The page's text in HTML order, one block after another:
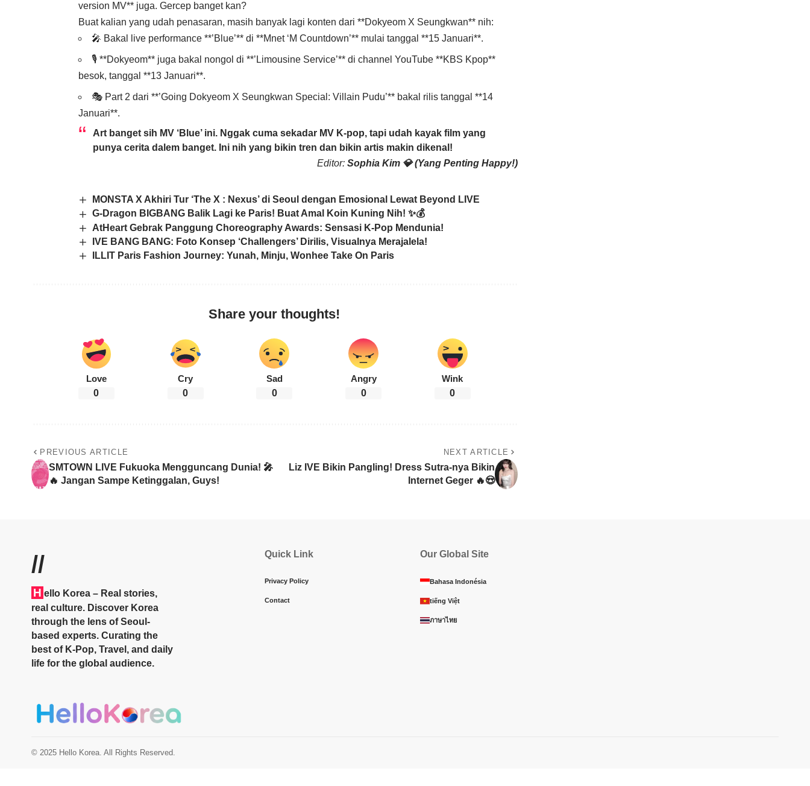
version MV** juga. Gercep banget kan?
Buat kalian yang udah penasaran, masih banyak lagi konten dari **Dokyeom X Seungkwan** nih:
🎤 Bakal live performance **’Blue’** di **Mnet ‘M Countdown’** mulai tanggal **15 Januari**.
🎙️ **Dokyeom** juga bakal nongol di **’Limousine Service’** di channel YouTube **KBS Kpop**
besok, tanggal **13 Januari**.
🎭 Part 2 dari **’Going Dokyeom X Seungkwan Special: Villain Pudu’** bakal rilis tanggal **14
Januari**.
Art banget sih MV ‘Blue’ ini. Nggak cuma sekadar MV K-pop, tapi udah kayak film yang
punya cerita dalem banget. Ini nih yang bikin tren dan bikin artis makin dikenal!
Editor: Sophia Kim 💎 (Yang Penting Happy!)
MONSTA X Akhiri Tur ‘The X : Nexus’ di Seoul dengan Emosional Lewat Beyond LIVE
G-Dragon BIGBANG Balik Lagi ke Paris! Buat Amal Koin Kuning Nih! ✨💰
AtHeart Gebrak Panggung Choreography Awards: Sensasi K-Pop Mendunia!
IVE BANG BANG: Foto Konsep ‘Challengers’ Dirilis, Visualnya Merajalela!
ILLIT Paris Fashion Journey: Yunah, Minju, Wonhee Take On Paris
Share your thoughts!
Love
0
Cry
0
Sad
0
Angry
0
Wink
0
PREVIOUS ARTICLE
SMTOWN LIVE Fukuoka Mengguncang Dunia! 🎤
🔥 Jangan Sampe Ketinggalan, Guys!
NEXT ARTICLE
Liz IVE Bikin Pangling! Dress Sutra-nya Bikin
Internet Geger 🔥😍
//
H ello Korea – Real stories,
real culture. Discover Korea
through the lens of Seoul-
based experts. Curating the
best of K-Pop, Travel, and daily
life for the global audience.
Quick Link
Privacy Policy
Contact
Our Global Site
Bahasa Indonésia
tiếng Việt
ภาษาไทย
© 2025 Hello Korea. All Rights Reserved.